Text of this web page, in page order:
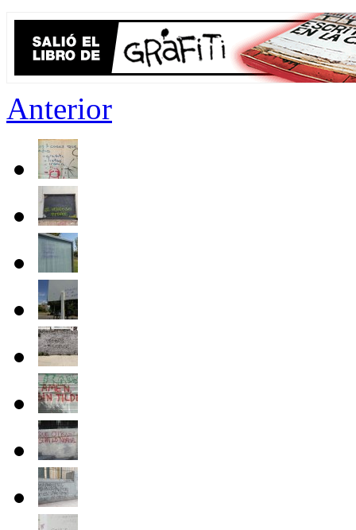
Anterior